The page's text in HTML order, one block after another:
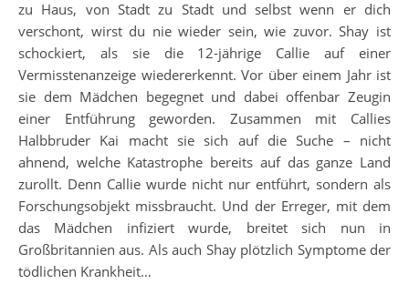
zu Haus, von Stadt zu Stadt und selbst wenn er dich
verschont, wirst du nie wieder sein, wie zuvor. Shay ist
schockiert, als sie die 12-jährige Callie auf einer
Vermisstenanzeige wiedererkennt. Vor über einem Jahr ist
sie dem Mädchen begegnet und dabei offenbar Zeugin
einer Entführung geworden. Zusammen mit Callies
Halbbruder Kai macht sie sich auf die Suche – nicht
ahnend, welche Katastrophe bereits auf das ganze Land
zurollt. Denn Callie wurde nicht nur entführt, sondern als
Forschungsobjekt missbraucht. Und der Erreger, mit dem
das Mädchen infiziert wurde, breitet sich nun in
Großbritannien aus. Als auch Shay plötzlich Symptome der
tödlichen Krankheit…